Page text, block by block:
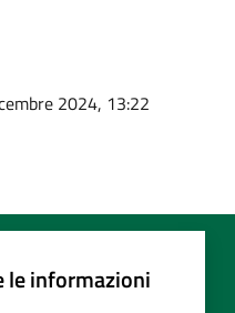
2024, 13:22
le informazioni